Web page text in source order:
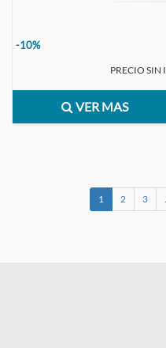
-10%
PRECIO SIN
VER MAS
1 2 3